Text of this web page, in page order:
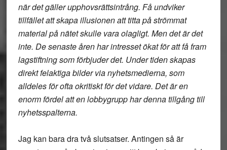
när det gäller upphovsrättsintrång. Få undviker
tillfället att skapa illusionen att titta på strömmat
material på nätet skulle vara olagligt. Men det är det
inte. De senaste åren har intresset ökat för att få fram
lagstiftning som förbjuder det. Under tiden skapas
direkt felaktiga bilder via nyhetsmedierna, som
alldeles för ofta okritiskt för det vidare. Det är en
enorm fördel att en lobbygrupp har denna tillgång till
nyhetsspalterna.
Jag kan bara dra två slutsatser. Antingen så är